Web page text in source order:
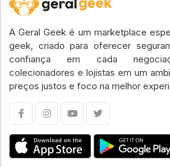
A Geral Geek é um marketplace
geek, criado para oferecer
confiança em cada
colecionadores e lojistas em um
preços justos e foco na melhor